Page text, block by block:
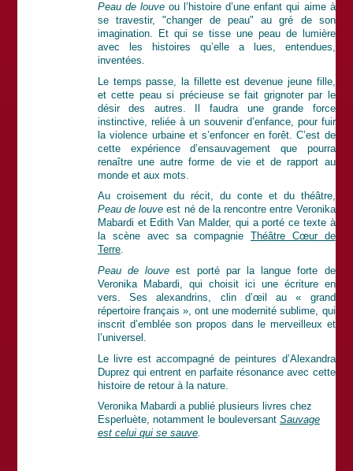
Peau de louve ou l’histoire d’une enfant qui aime à
se travestir, "changer de peau" au gré de son
imagination. Et qui se tisse une peau de lumière
avec les histoires qu’elle a lues, entendues,
inventées.
Le temps passe, la fillette est devenue jeune fille,
et cette peau si précieuse se fait grignoter par le
désir des autres. Il faudra une grande force
instinctive, reliée à un souvenir d’enfance, pour fuir
la violence urbaine et s’enfoncer en forêt. C’est de
cette expérience d’ensauvagement que pourra
renaître une autre forme de vie et de rapport au
monde et aux mots.
Au croisement du récit, du conte et du théâtre,
Peau de louve est né de la rencontre entre Veronika
Mabardi et Edith Van Malder, qui a porté ce texte à
la scène avec sa compagnie Théâtre Cœur de
Terre.
Peau de louve est porté par la langue forte de
Veronika Mabardi, qui choisit ici une écriture en
vers. Ses alexandrins, clin d’œil au « grand
répertoire français », ont une modernité sublime, qui
inscrit d’emblée son propos dans le merveilleux et
l’universel.
Le livre est accompagné de peintures d’Alexandra
Duprez qui entrent en parfaite résonance avec cette
histoire de retour à la nature.
Veronika Mabardi a publié plusieurs livres chez
Esperluète, notamment le bouleversant Sauvage
est celui qui se sauve.